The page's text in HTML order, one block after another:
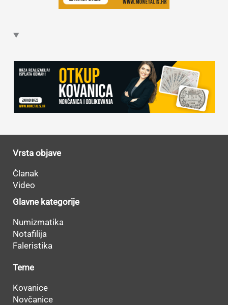
Vrsta objave
Članak
Video
Glavne kategorije
Numizmatika
Notafilija
Faleristika
Teme
Kovanice
Novčanice